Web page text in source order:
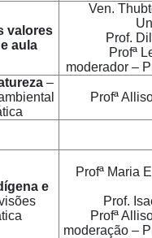
valores
aula
Ven.
Prof.
Profª
moderador –
–
Profª
e
Profª Maria
Prof.
Profª
moderação –